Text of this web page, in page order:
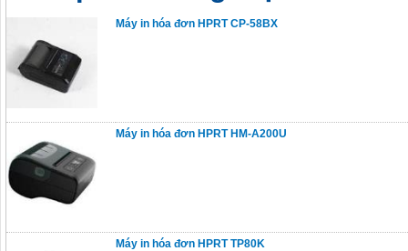
Máy in hóa đơn HPRT CP-58BX
Máy in hóa đơn HPRT HM-A200U
Máy in hóa đơn HPRT TP80K